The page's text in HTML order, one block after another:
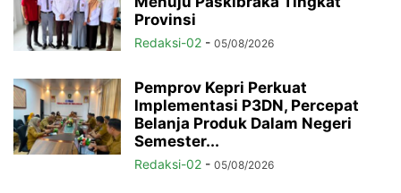
Provinsi
Redaksi-02 - 05/08/2026
Pemprov Kepri Perkuat
Implementasi P3DN, Percepat
Belanja Produk Dalam Negeri
Semester...
Redaksi-02 - 05/08/2026